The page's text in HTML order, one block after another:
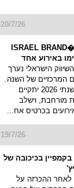
20/7/26
כנס המיתוג ו�ISRAEL BRAND
הישראלי נערך
המרכזיים של השנה.
כנס המיתוג השנתי 2026 יתקיים
מורחבת, וישלב
בכרטיס אח...
19/7/26
בכיכובה של
לאחר ההכרזה על